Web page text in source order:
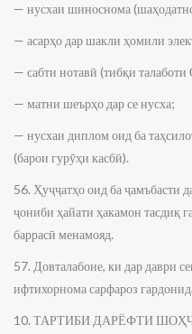
— нусхаи шиноснома
— асарҳо дар шакли ҳомили
— сабти нотавӣ (тибқи
— матни шеърҳо дар се нусха;
— нусхаи диплом оид ба
(барои гурӯҳи касбӣ).
56. Ҳуҷҷатҳо оид ба ҷамъбасти
ҷониби ҳайати ҳакамон тасдиқ
баррасӣ менамояд.
57. Довталабоне, ки дар даври
ифтихорнома сарфароз
10. ТАРТИБИ ДАРЁФТИ